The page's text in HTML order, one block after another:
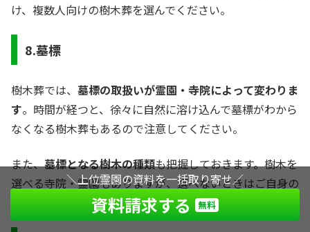
け、複数人向けの樹木葬を選んでください。
8.墓標
樹木葬では、 墓標の取扱いが霊園・寺院によって変わりま
す。時間が経つと、徐々に自然に溶け込んで墓標がわから
なくなる樹木葬もあるので注意してください。
また、墓標となる樹木の種類も把握しておきます。樹木を
選べる寺院・霊園もありますが、選べないときはご自身の
イメージとズレていないか確認しておきましょう。
＼上位霊園の資料を一括取り寄せ／
資料請求する 無料